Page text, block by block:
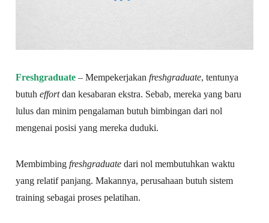
Freshgraduate – Mempekerjakanfreshgraduate, tentunya
butuheffortdan kesabaran ekstra. Sebab, mereka yang baru
lulus dan minim pengalaman butuh bimbingan dari nol
mengenai posisi yang mereka duduki.
Membimbingfreshgraduatedari nol membutuhkan waktu
yang relatif panjang. Makannya, perusahaan butuh sistem
training sebagai proses pelatihan.